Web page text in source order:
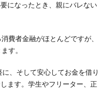
になったとき、親にバレない
費者金融がほとんどですが、
す。
、そして安心してお金を借り
ます。学生やフリーター、正